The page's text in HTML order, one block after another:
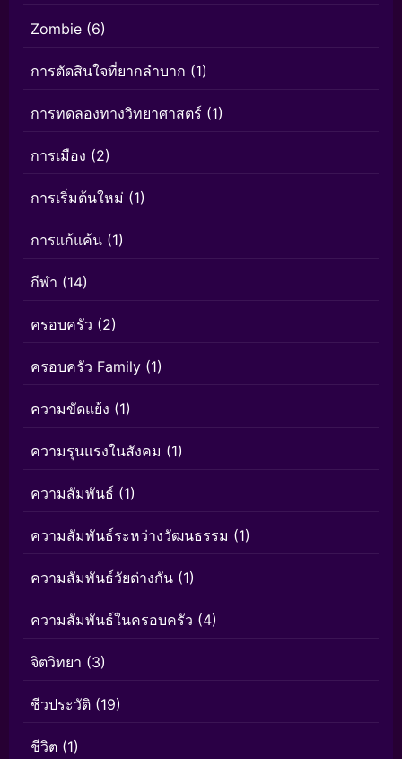
Zombie (6)
การตัดสินใจที่ยากลำบาก (1)
การทดลองทางวิทยาศาสตร์ (1)
การเมือง (2)
การเริ่มต้นใหม่ (1)
การแก้แค้น (1)
กีฬา (14)
ครอบครัว (2)
ครอบครัว Family (1)
ความขัดแย้ง (1)
ความรุนแรงในสังคม (1)
ความสัมพันธ์ (1)
ความสัมพันธ์ระหว่างวัฒนธรรม (1)
ความสัมพันธ์วัยต่างกัน (1)
ความสัมพันธ์ในครอบครัว (4)
จิตวิทยา (3)
ชีวประวัติ (19)
ชีวิต (1)